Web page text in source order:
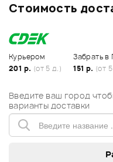
Стоимость
Курьером
201 р. (от 5 д.)
Забрать в
151 р. (от
Введите ваш город
варианты доставки